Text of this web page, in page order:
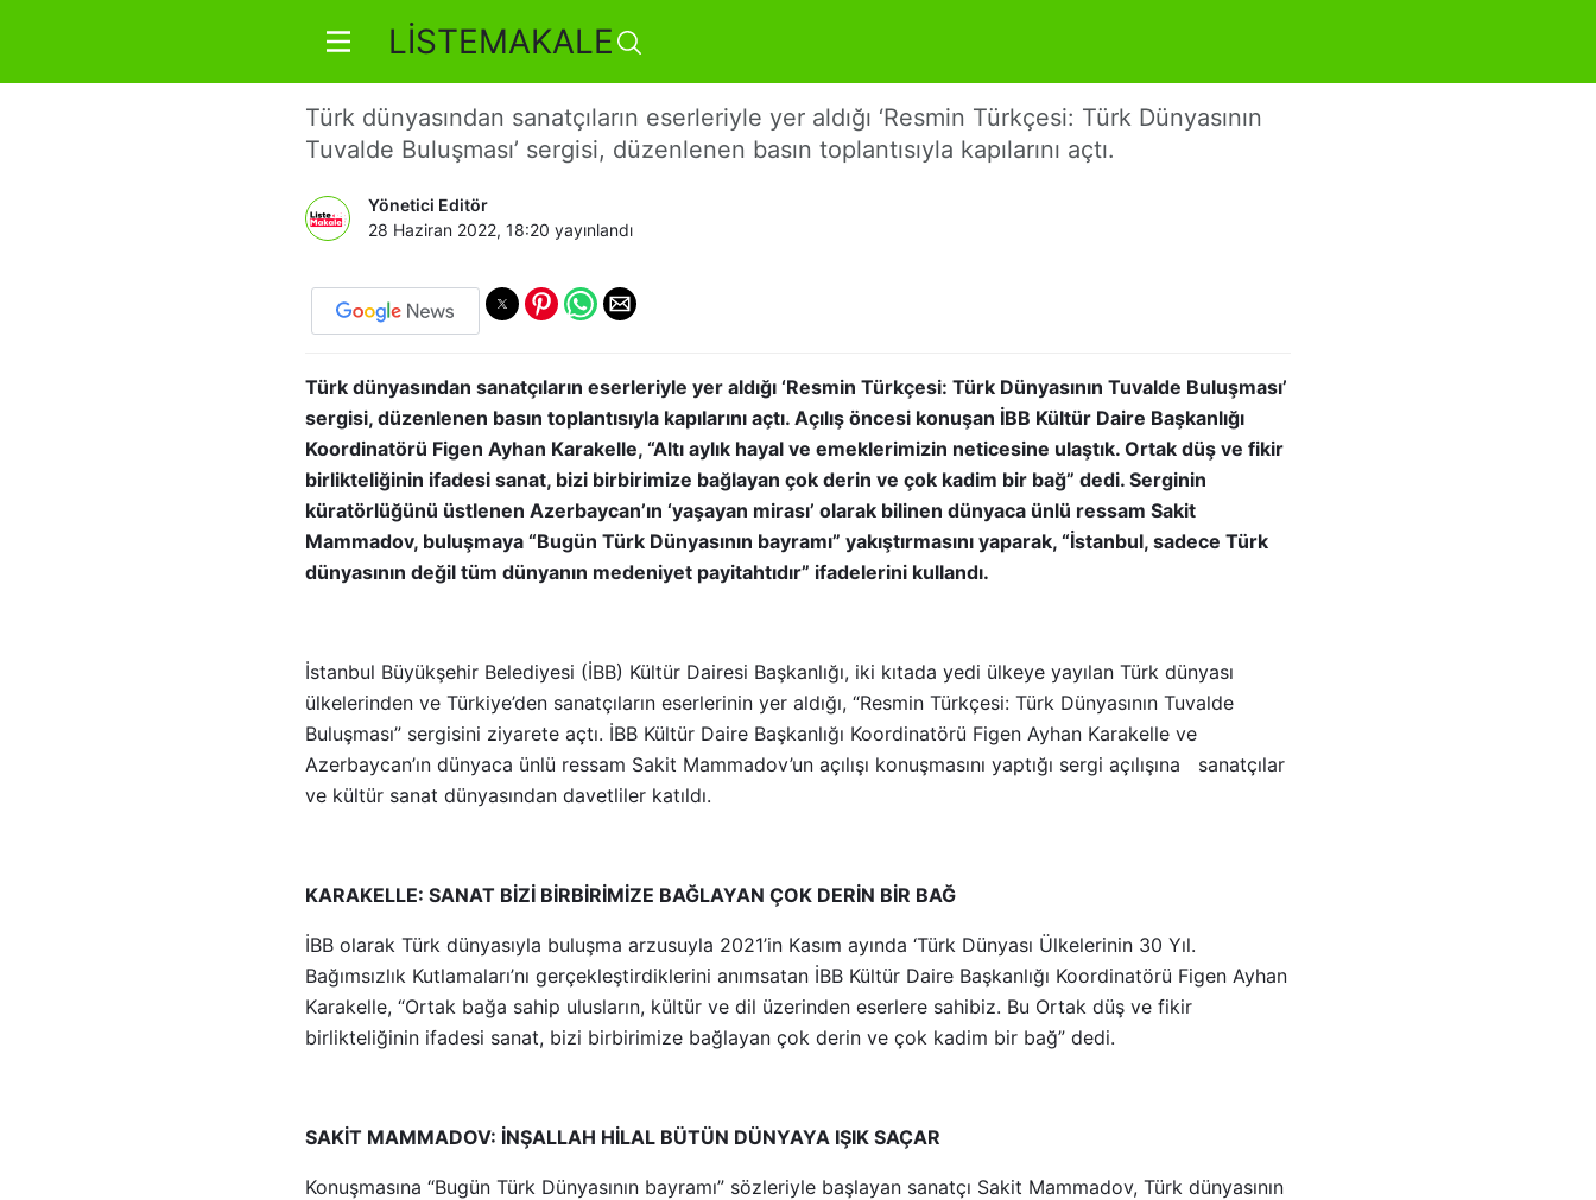
LİSTEMAKALE
Ortak Kültür Tuvalde Buluştu
Türk dünyasından sanatçıların eserleriyle yer aldığı ‘Resmin Türkçesi: Türk Dünyasının
Tuvalde Buluşması’ sergisi, düzenlenen basın toplantısıyla kapılarını açtı.
Yönetici Editör
28 Haziran 2022, 18:20 yayınlandı
Türk dünyasından sanatçıların eserleriyle yer aldığı ‘Resmin Türkçesi: Türk Dünyasının Tuvalde Buluşması’
sergisi, düzenlenen basın toplantısıyla kapılarını açtı. Açılış öncesi konuşan İBB Kültür Daire Başkanlığı
Koordinatörü Figen Ayhan Karakelle, “Altı aylık hayal ve emeklerimizin neticesine ulaştık. Ortak düş ve fikir
birlikteliğinin ifadesi sanat, bizi birbirimize bağlayan çok derin ve çok kadim bir bağ” dedi. Serginin
küratörlüğünü üstlenen Azerbaycan’ın ‘yaşayan mirası’ olarak bilinen dünyaca ünlü ressam Sakit
Mammadov, buluşmaya “Bugün Türk Dünyasının bayramı” yakıştırmasını yaparak, “İstanbul, sadece Türk
dünyasının değil tüm dünyanın medeniyet payitahtıdır” ifadelerini kullandı.
İstanbul Büyükşehir Belediyesi (İBB) Kültür Dairesi Başkanlığı, iki kıtada yedi ülkeye yayılan Türk dünyası
ülkelerinden ve Türkiye’den sanatçıların eserlerinin yer aldığı, “Resmin Türkçesi: Türk Dünyasının Tuvalde
Buluşması” sergisini ziyarete açtı. İBB Kültür Daire Başkanlığı Koordinatörü Figen Ayhan Karakelle ve
Azerbaycan’ın dünyaca ünlü ressam Sakit Mammadov’un açılışı konuşmasını yaptığı sergi açılışına sanatçılar
ve kültür sanat dünyasından davetliler katıldı.
KARAKELLE: SANAT BİZİ BİRBİRİMİZE BAĞLAYAN ÇOK DERİN BİR BAĞ
İBB olarak Türk dünyasıyla buluşma arzusuyla 2021’in Kasım ayında ‘Türk Dünyası Ülkelerinin 30 Yıl.
Bağımsızlık Kutlamaları’nı gerçekleştirdiklerini anımsatan İBB Kültür Daire Başkanlığı Koordinatörü Figen Ayhan
Karakelle, “Ortak bağa sahip ulusların, kültür ve dil üzerinden eserlere sahibiz. Bu Ortak düş ve fikir
birlikteliğinin ifadesi sanat, bizi birbirimize bağlayan çok derin ve çok kadim bir bağ” dedi.
SAKİT MAMMADOV: İNŞALLAH HİLAL BÜTÜN DÜNYAYA IŞIK SAÇAR
Konuşmasına “Bugün Türk Dünyasının bayramı” sözleriyle başlayan sanatçı Sakit Mammadov, Türk dünyasının